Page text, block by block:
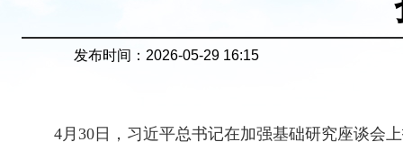
发布时间：2026-05-29 16:15
4月30日，习近平总书记在加强基础研究座谈会